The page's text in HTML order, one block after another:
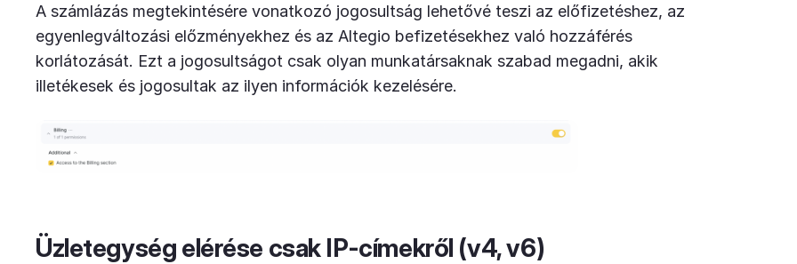
A számlázás megtekintésére vonatkozó jogosultság lehetővé teszi az előfizetéshez, az
egyenlegváltozási előzményekhez és az Altegio befizetésekhez való hozzáférés
korlátozását. Ezt a jogosultságot csak olyan munkatársaknak szabad megadni, akik
illetékesek és jogosultak az ilyen információk kezelésére.
Üzletegység elérése csak IP-címekről (v4, v6)